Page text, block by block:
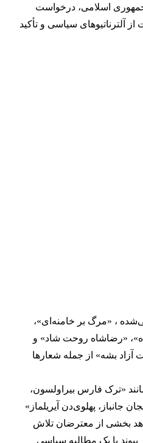
اسلامی، درخواست
آلترناتیوهای سیاسی و تأکید
، «مرگ بر خامنه‌ای»،
«رضاشاه روحت شاد» و
بشه» از جمله شعارها
«ترک فارس بیراولسون،
جانباز، پهلوی‌دن آیریلماز»
بخشی از معترضان تلاش
پیوند با یک مطالبه سیاسی